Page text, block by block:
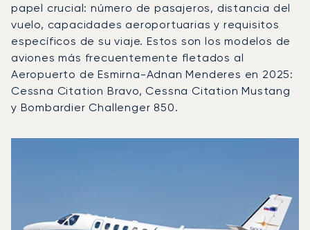
papel crucial: número de pasajeros, distancia del
vuelo, capacidades aeroportuarias y requisitos
específicos de su viaje. Estos son los modelos de
aviones más frecuentemente fletados al
Aeropuerto de Esmirna-Adnan Menderes en 2025:
Cessna Citation Bravo, Cessna Citation Mustang
y Bombardier Challenger 850.